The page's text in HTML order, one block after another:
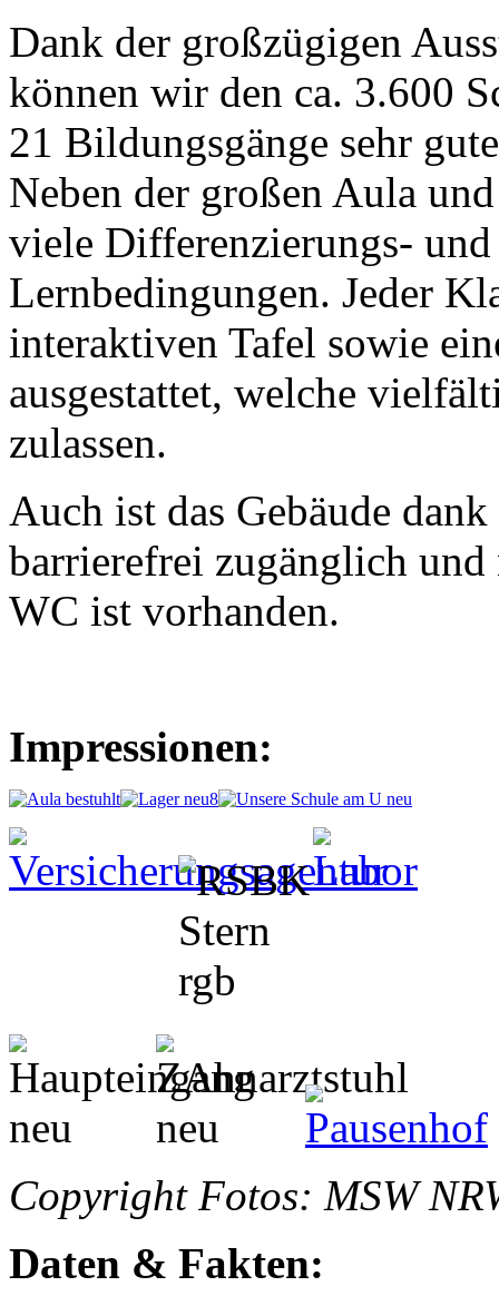
Dank der großzügigen
können wir den ca. 3.600
21 Bildungsgänge sehr
Neben der großen Aula
viele Differenzierungs-
Lernbedingungen. Jeder
interaktiven Tafel sowie
ausgestattet, welche
zulassen.
Auch ist das Gebäude
barrierefrei zugänglich
WC ist vorhanden.
Impressionen:
Copyright Fotos: MSW
Daten & Fakten: